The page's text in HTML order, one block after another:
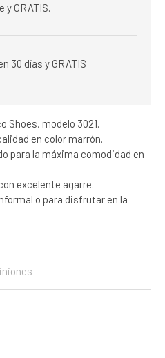
y GRATIS.
30 días y GRATIS
Shoes, modelo 3021.
en color marrón.
para la máxima comodidad en
excelente agarre.
o para disfrutar en la